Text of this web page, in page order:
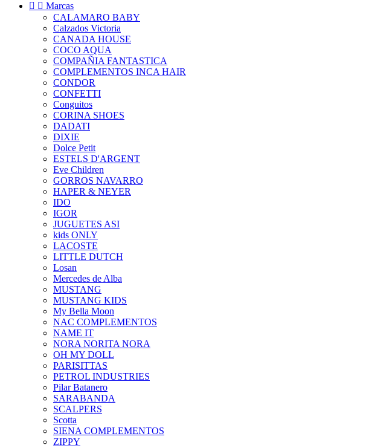
  Marcas
CALAMARO BABY
Calzados Victoria
CANADA HOUSE
COCO AQUA
COMPAÑIA FANTASTICA
COMPLEMENTOS INCA HAIR
CONDOR
CONFETTI
Conguitos
CORINA SHOES
DADATI
DIXIE
Dolce Petit
ESTELS D'ARGENT
Eve Children
GORROS NAVARRO
HAPER & NEYER
IDO
IGOR
JUGUETES ASI
kids ONLY
LACOSTE
LITTLE DUTCH
Losan
Mercedes de Alba
MUSTANG
MUSTANG KIDS
My Bella Moon
NAC COMPLEMENTOS
NAME IT
NORA NORITA NORA
OH MY DOLL
PARISITTAS
PETROL INDUSTRIES
Pilar Batanero
SARABANDA
SCALPERS
Scotta
SIENA COMPLEMENTOS
ZIPPY